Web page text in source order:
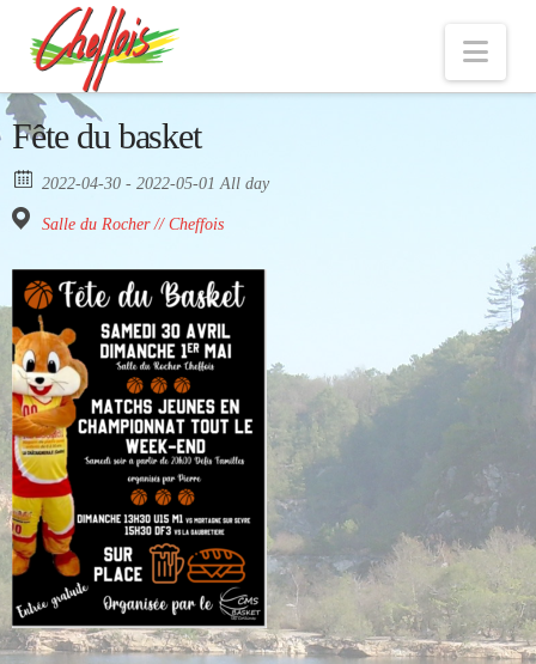
Fête du basket
2022-04-30 - 2022-05-01 All day
Salle du Rocher // Cheffois